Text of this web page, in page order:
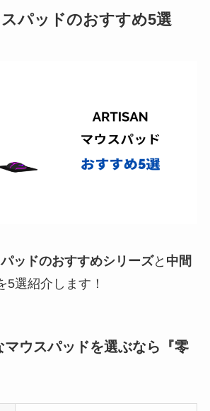
パッドのおすすめ5選
ッドのおすすめシリーズと 中間
5選紹介します！
マウスパッドを選ぶなら『零